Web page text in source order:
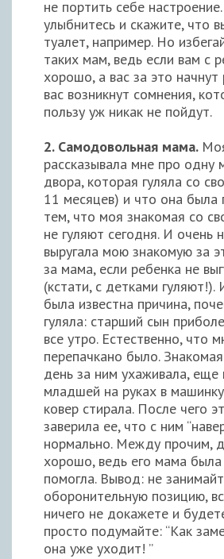
не портить себе
улыбнитесь и скажите, что
туалет, например. Но
таких мам, ведь если вам с
хорошо, а вас за это начнут
вас возникнут сомнения,
пользу уж никак не пойдут.
2. Самодовольная мама.
рассказывала мне про одну
двора, которая гуляла со
11 месяцев) и что она была
тем, что моя знакомая со
не гуляют сегодня. И очень
выругала мою знакомую за
за мама, если ребенка не
(кстати, с детками гуляют!).
была известна причина,
гуляла: старший сын
все утро. Естественно, что
перепачкано было.
день за ним ухаживала, еще
младшей на руках в
ковер стирала. После чего
заверила ее, что с ним
нормально. Между прочим,
хорошо, ведь его мама
помогла. Вывод: не
оборонительную позицию,
ничего не докажете и
просто подумайте: “Как
она уже уходит! ”